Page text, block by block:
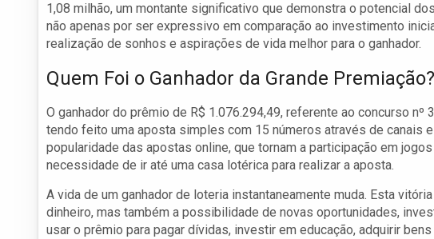
1,08 milhão, um montante significativo que demonstra o potencial
não apenas por ser expressivo em comparação ao investimento
realização de sonhos e aspirações de vida melhor para o ganhador.
Quem Foi o Ganhador da Grande Premiação?
O ganhador do prêmio de R$ 1.076.294,49, referente ao concurso
tendo feito uma aposta simples com 15 números através de canais
popularidade das apostas online, que tornam a participação em
necessidade de ir até uma casa lotérica para realizar a aposta.
A vida de um ganhador de loteria instantaneamente muda. Esta
dinheiro, mas também a possibilidade de novas oportunidades,
usar o prêmio para pagar dívidas, investir em educação, adquirir